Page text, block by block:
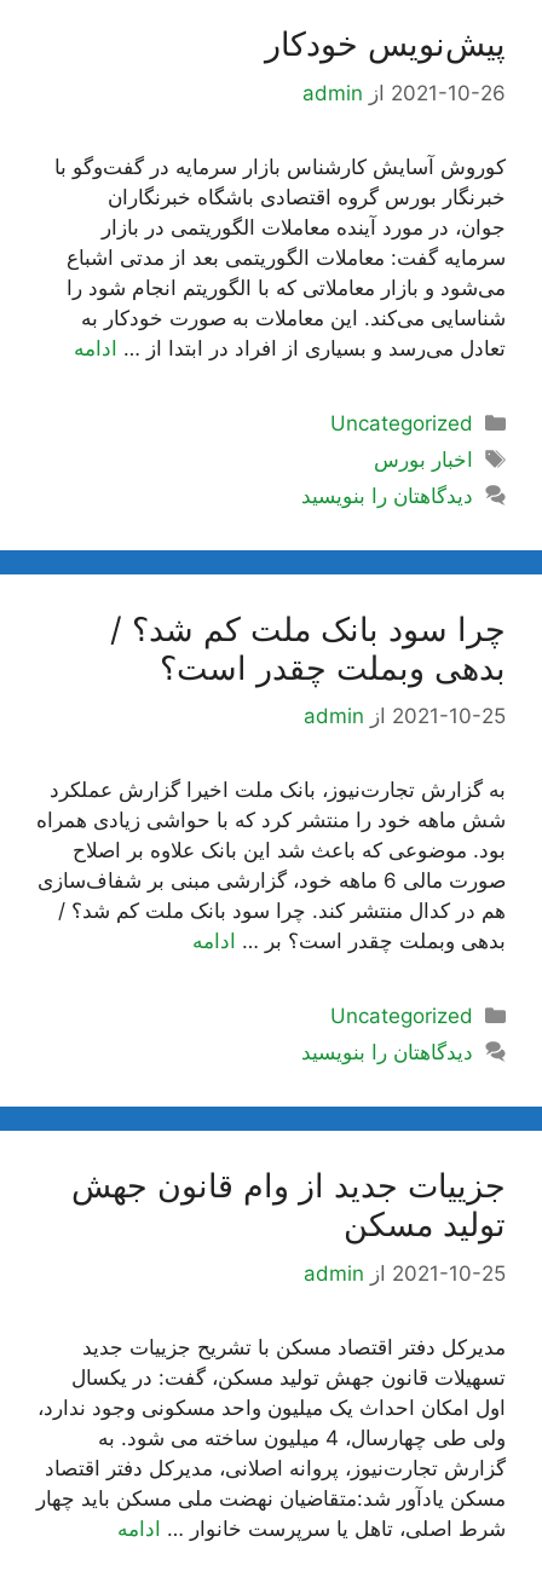
پیش‌نویس خودکار
2021-10-26 از admin
کوروش آسایش کارشناس بازار سرمایه در گفت‌وگو با
خبرنگار بورس گروه اقتصادی باشگاه خبرنگاران
جوان، در مورد آینده معاملات الگوریتمی در بازار
سرمایه گفت: معاملات الگوریتمی بعد از مدتی اشباع
می‌شود و بازار معاملاتی که با الگوریتم انجام شود را
شناسایی می‌کند. این معاملات به صورت خودکار به
تعادل می‌رسد و بسیاری از افراد در ابتدا از … ادامه
دسته‌ها
Uncategorized
برچسب‌ها
اخبار بورس
دیدگاهتان را بنویسید
چرا سود بانک ملت کم شد؟ /
بدهی وبملت چقدر است؟
2021-10-25 از admin
به گزارش تجارت‌نیوز، بانک ملت اخیرا گزارش عملکرد
شش ماهه خود را منتشر کرد که با حواشی زیادی همراه
بود. موضوعی که باعث شد این بانک علاوه بر اصلاح
صورت مالی 6 ماهه خود، گزارشی مبنی بر شفاف‌سازی
هم در کدال منتشر کند. چرا سود بانک ملت کم شد؟ /
بدهی وبملت چقدر است؟ بر … ادامه
دسته‌ها
Uncategorized
دیدگاهتان را بنویسید
جزيیات جدید از وام قانون جهش
تولید مسکن
2021-10-25 از admin
مدیرکل دفتر اقتصاد مسکن با تشریح جزيیات جدید
تسهیلات قانون جهش تولید مسکن،‌ گفت: در یکسال
اول امکان احداث یک میلیون واحد مسکونی وجود ندارد،
ولی طی چهارسال، 4 میلیون ساخته می شود. به
گزارش تجارت‌نیوز، پروانه اصلانی، مدیرکل دفتر اقتصاد
مسکن یادآور شد:‌متقاضیان نهضت ملی مسکن باید چهار
شرط اصلی، تاهل یا سرپرست خانوار … ادامه